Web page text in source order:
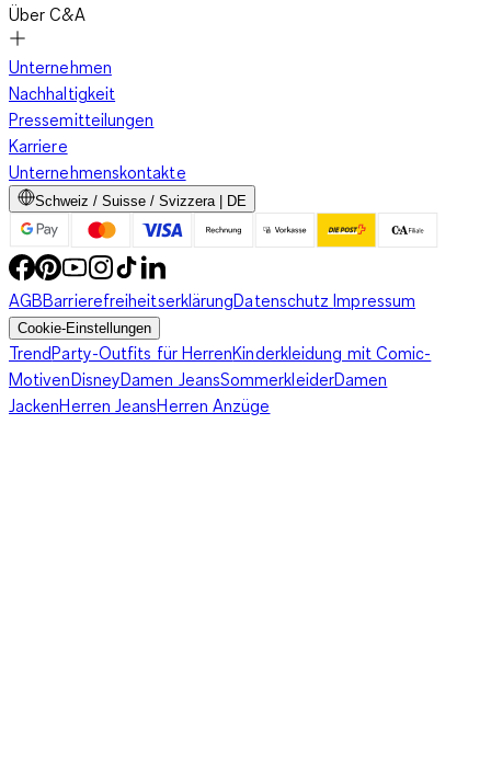
Über C&A
Unternehmen
Nachhaltigkeit
Pressemitteilungen
Karriere
Unternehmenskontakte
Schweiz / Suisse / Svizzera | DE
AGBBarrierefreiheitserklärungDatenschutzImpressum
Cookie-Einstellungen
TrendParty-Outfits für HerrenKinderkleidung mit Comic-
MotivenDisneyDamen JeansSommerkleiderDamen
JackenHerren JeansHerren Anzüge